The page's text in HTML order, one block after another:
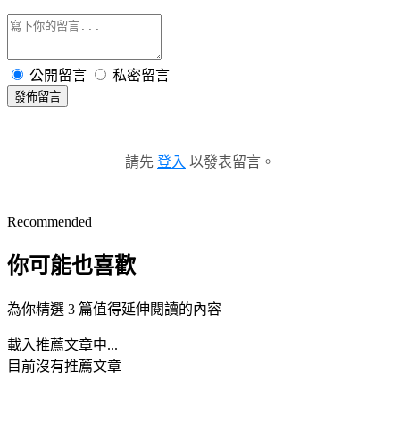
公開留言 私密留言
發佈留言
請先 登入 以發表留言。
Recommended
你可能也喜歡
為你精選 3 篇值得延伸閱讀的內容
載入推薦文章中...
目前沒有推薦文章